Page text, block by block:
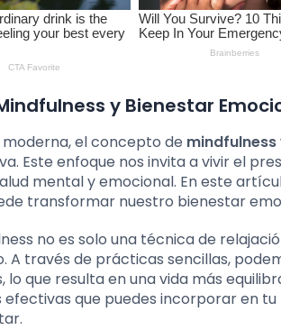
y Bienestar
moderna, el concepto de
Este enfoque nos invita a vivir el
mental y emocional. En este
transformar nuestro bienestar
no es solo una técnica de
A través de prácticas sencillas,
lo que resulta en una vida más
que puedes incorporar en